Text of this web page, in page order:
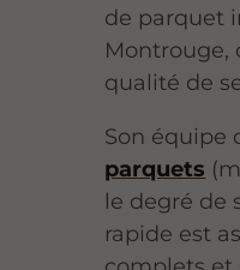
de parquet
Montrouge,
qualité de
Son
parquets
le degré de
rapide est